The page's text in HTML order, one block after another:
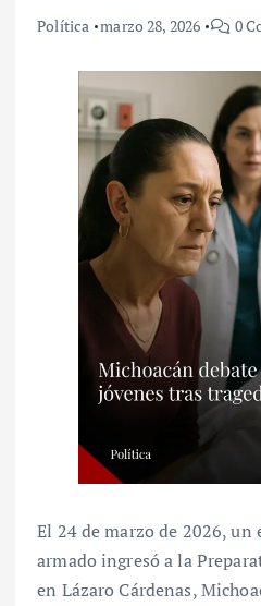
Política marzo 28, 2026 0
El 24 de marzo de 2026, un
armado ingresó a la
en Lázaro Cárdenas,